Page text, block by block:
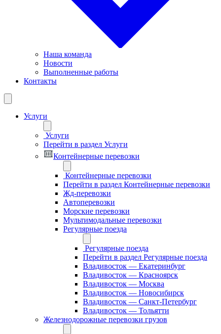
Наша команда
Новости
Выполненные работы
Контакты
Услуги
Услуги
Перейти в раздел Услуги
Контейнерные перевозки
Контейнерные перевозки
Перейти в раздел Контейнерные перевозки
Жд-перевозки
Автоперевозки
Морские перевозки
Мультимодальные перевозки
Регулярные поезда
Регулярные поезда
Перейти в раздел Регулярные поезда
Владивосток — Екатеринбург
Владивосток — Красноярск
Владивосток — Москва
Владивосток — Новосибирск
Владивосток — Санкт-Петербург
Владивосток — Тольятти
Железнодорожные перевозки грузов